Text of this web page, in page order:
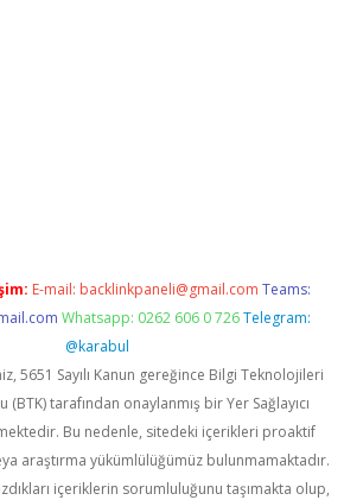
E-mail: backlinkpaneli@gmail.com Teams:
Whatsapp: 0262 606 0 726 Telegram:
@karabul
5651 Sayılı Kanun gereğince Bilgi Teknolojileri
tarafından onaylanmış bir Yer Sağlayıcı
Bu nedenle, sitedeki içerikleri proaktif
araştırma yükümlülüğümüz bulunmamaktadır.
içeriklerin sorumluluğunu taşımakta olup,